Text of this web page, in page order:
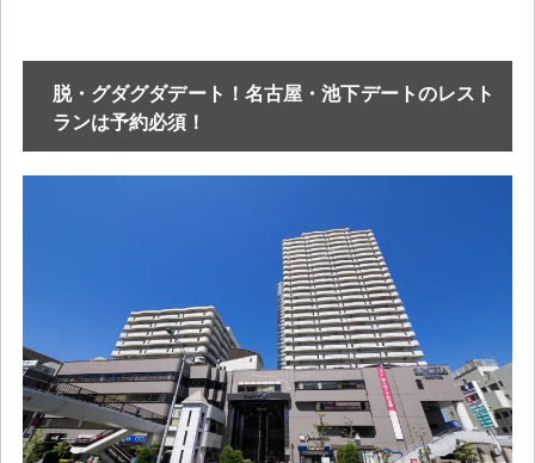
脱・グダグダデート！名古屋・池下デートのレスト
ランは予約必須！